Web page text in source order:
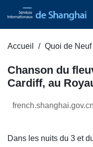
Accueil Quoi de Neuf
Chanson du
Cardiff, au
french.shanghai.gov.cn
Dans les nuits du 3 et